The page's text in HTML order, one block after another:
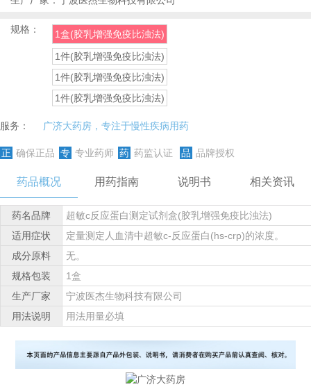
规格：
1盒(胶乳增强免疫比浊法)
1件(胶乳增强免疫比浊法)
1件(胶乳增强免疫比浊法)
1件(胶乳增强免疫比浊法)
服务： 广济大药房，专注于慢性疾病用药
正 确保正品 专 专业药师 药 药监认证 品 品牌授权
药品概况 用药指南 说明书 相关资讯
药名品牌
超敏c反应蛋白测定试剂盒(胶乳增强免疫比浊法)
适用症状
定量测定人血清中超敏c-反应蛋白(hs-crp)的浓度。
成分原料
无。
规格包装
1盒
生产厂家
宁波医杰生物科技有限公司
用法说明
用法用量必填